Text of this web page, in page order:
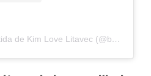
Una publicación compartida de Kim Love Litavec (@beautyconamor)